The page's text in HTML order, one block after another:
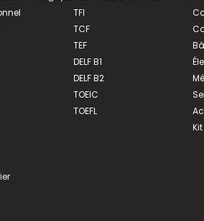
TFI
TCF
TEF
DELF B1
DELF B2
TOEIC
TOEFL